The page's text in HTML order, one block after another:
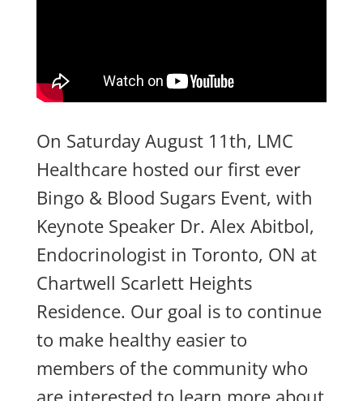
On Saturday August 11th, LMC
Healthcare hosted our first ever
Bingo & Blood Sugars Event, with
Keynote Speaker Dr. Alex Abitbol,
Endocrinologist in Toronto, ON at
Chartwell Scarlett Heights
Residence. Our goal is to continue
to make healthy easier to
members of the community who
are interested to learn more about